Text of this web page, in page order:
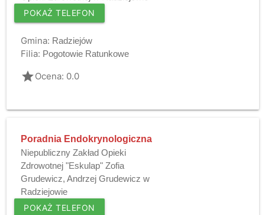
POKAŻ TELEFON
Gmina: Radziejów
Filia: Pogotowie Ratunkowe
gradeOcena: 0.0
Poradnia Endokrynologiczna
Niepubliczny Zakład Opieki
Zdrowotnej "Eskulap" Zofia
Grudewicz, Andrzej Grudewicz w
Radziejowie
POKAŻ TELEFON